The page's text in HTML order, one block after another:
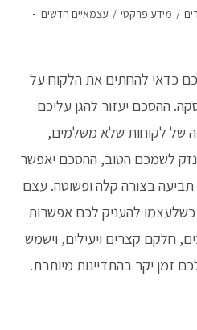
/ מידע פרקטי / עצמאיים חדשים
כדאי להחתים את הלקוח על
ההסכם יעזור להגן עליכם
של לקוחות שלא משלמים,
נזק לשמכם הטוב, ההסכם יאפשר
תביעה בצורה קלה ופשוטה. עצם
להעניק לכם אפשרות
חלקם קצרים ויעילים, וישמש
זמן יקר בהתדיינות מיותרת.